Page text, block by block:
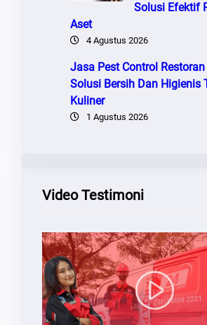
Solusi Efektif
Aset
4 Agustus 2026
Jasa Pest Control
Solusi Bersih Dan Higienis
Kuliner
1 Agustus 2026
Video Testimoni